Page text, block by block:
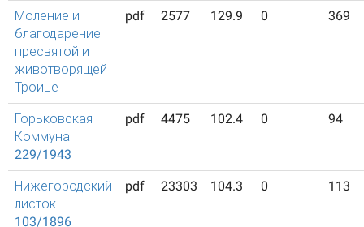
Моление и
благодарение
пресвятой и
животворящей
Троице
pdf 2577 129.9 0 369
Горьковская
Коммуна
229/1943
pdf 4475 102.4 0 94
Нижегородский
листок
103/1896
pdf 23303 104.3 0 113